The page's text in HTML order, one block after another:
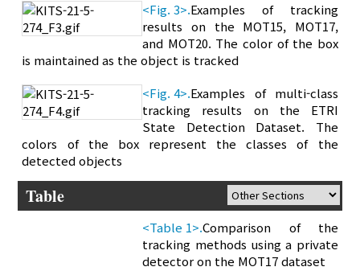
<Fig. 3>.Examples of tracking
results on the MOT15, MOT17,
and MOT20. The color of the box
is maintained as the object is tracked
<Fig. 4>.Examples of multi-class
tracking results on the ETRI
State Detection Dataset. The
colors of the box represent the classes of the
detected objects
Table
<Table 1>.Comparison of the
tracking methods using a private
detector on the MOT17 dataset